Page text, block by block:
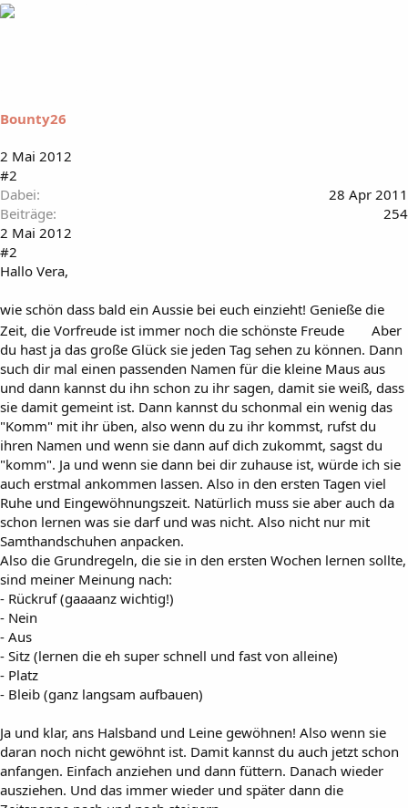
Bounty26
2 Mai 2012
#2
Dabei
28 Apr 2011
Beiträge
254
2 Mai 2012
#2
Hallo Vera,
wie schön dass bald ein Aussie bei euch einzieht! Genieße die
Zeit, die Vorfreude ist immer noch die schönste Freude
Aber
du hast ja das große Glück sie jeden Tag sehen zu können. Dann
such dir mal einen passenden Namen für die kleine Maus aus
und dann kannst du ihn schon zu ihr sagen, damit sie weiß, dass
sie damit gemeint ist. Dann kannst du schonmal ein wenig das
"Komm" mit ihr üben, also wenn du zu ihr kommst, rufst du
ihren Namen und wenn sie dann auf dich zukommt, sagst du
"komm". Ja und wenn sie dann bei dir zuhause ist, würde ich sie
auch erstmal ankommen lassen. Also in den ersten Tagen viel
Ruhe und Eingewöhnungszeit. Natürlich muss sie aber auch da
schon lernen was sie darf und was nicht. Also nicht nur mit
Samthandschuhen anpacken.
Also die Grundregeln, die sie in den ersten Wochen lernen sollte,
sind meiner Meinung nach:
- Rückruf (gaaaanz wichtig!)
- Nein
- Aus
- Sitz (lernen die eh super schnell und fast von alleine)
- Platz
- Bleib (ganz langsam aufbauen)
Ja und klar, ans Halsband und Leine gewöhnen! Also wenn sie
daran noch nicht gewöhnt ist. Damit kannst du auch jetzt schon
anfangen. Einfach anziehen und dann füttern. Danach wieder
ausziehen. Und das immer wieder und später dann die